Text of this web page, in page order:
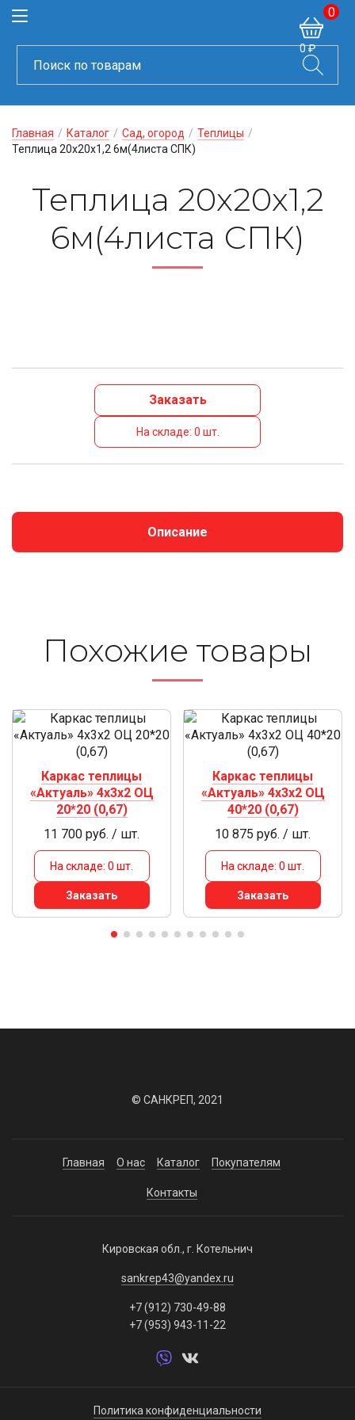
0 ₽
0
Главная / Каталог / Сад, огород / Теплицы /
Теплица 20х20х1,2 6м(4листа СПК)
Теплица 20х20х1,2
6м(4листа СПК)
Заказать
На складе: 0 шт.
Описание
Похожие то­ва­ры
Каркас теплицы
«Актуаль» 4х3х2 ОЦ
20*20 (0,67)
11 700 руб. / шт.
На складе: 0 шт.
Заказать
Каркас теплицы
«Актуаль» 4х3х2 ОЦ
40*20 (0,67)
10 875 руб. / шт.
На складе: 0 шт.
Заказать
© САНКРЕП, 2021
Главная О нас Каталог Покупателям
Контакты
Кировская обл., г. Котельнич
sankrep43@yandex.ru
+7 (912) 730-49-88
+7 (953) 943-11-22
Политика конфиденциальности